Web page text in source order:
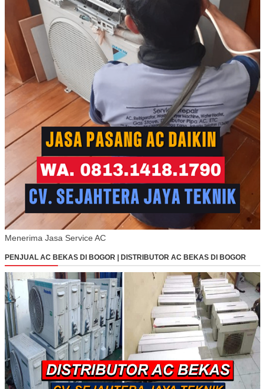
Menerima Jasa Service AC
PENJUAL AC BEKAS DI BOGOR | DISTRIBUTOR AC BEKAS DI BOGOR